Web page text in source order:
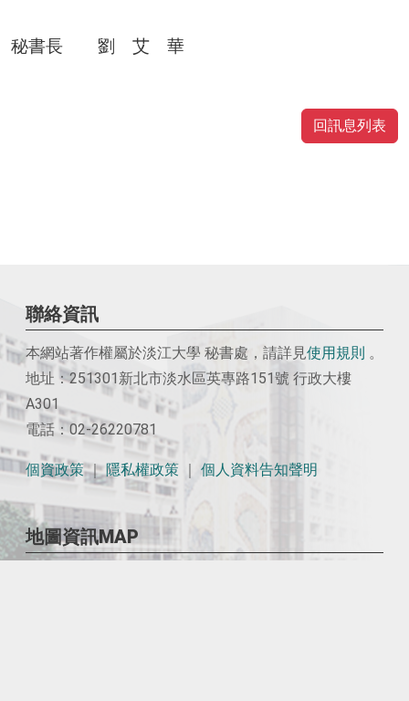
秘書長 劉 艾 華
回訊息列表
聯絡資訊
本網站著作權屬於淡江大學 秘書處，請詳見使用規則 。
地址：251301新北市淡水區英專路151號 行政大樓
A301
電話：02-26220781
個資政策｜ 隱私權政策 ｜ 個人資料告知聲明
地圖資訊MAP